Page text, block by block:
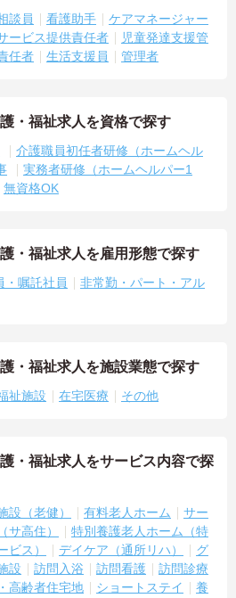
談員 看護助手
ケアマネージャー
ービス提供責任者
児童発達支援管
任者 生活支援員 管理者
・福祉求人を資格で探す
介護職員初任者研修（ホームヘル
実務者研修（ホームヘルパー1
無資格OK
・福祉求人を雇用形態で探す
・嘱託社員
非常勤・パート・アル
・福祉求人を施設業態で探す
祉施設 在宅医療 その他
・福祉求人をサービス内容で探
設（老健） 有料老人ホーム
サー
サ高住）
特別養護老人ホーム（特
ビス） デイケア（通所リハ）
グ
設 訪問入浴 訪問看護
訪問診療
高齢者住宅地 ショートステイ
養